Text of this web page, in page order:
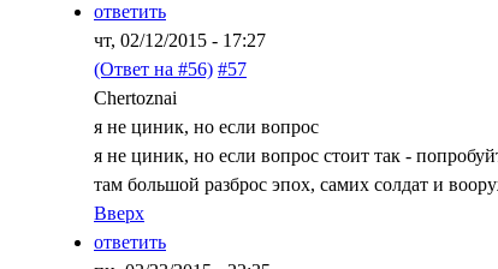
ответить
чт, 02/12/2015 - 17:27
(Ответ на #56) #57
Chertoznai
я не циник, но если вопрос
я не циник, но если вопрос стоит так -
там большой разброс эпох, самих солдат и
Вверх
ответить